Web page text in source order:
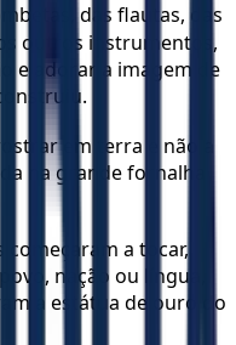
das flautas, das
outros instrumentos,
e adorar a imagem de
em terra e não a
na grande fornalha
a tocar,
nação ou língua,
a estátua de ouro do